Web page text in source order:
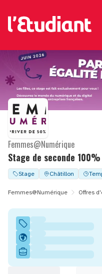
Stage de seconde
Femmes@Numérique
Stage Châtillon
Femmes@Numérique Offres